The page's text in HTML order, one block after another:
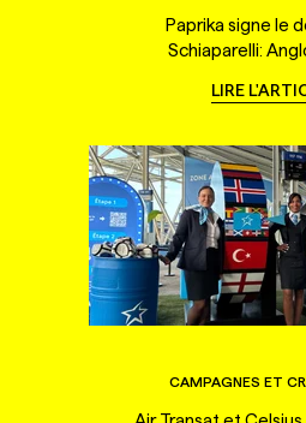
Paprika signe le
Schiaparelli:
LIRE
CAMPAGNES ET